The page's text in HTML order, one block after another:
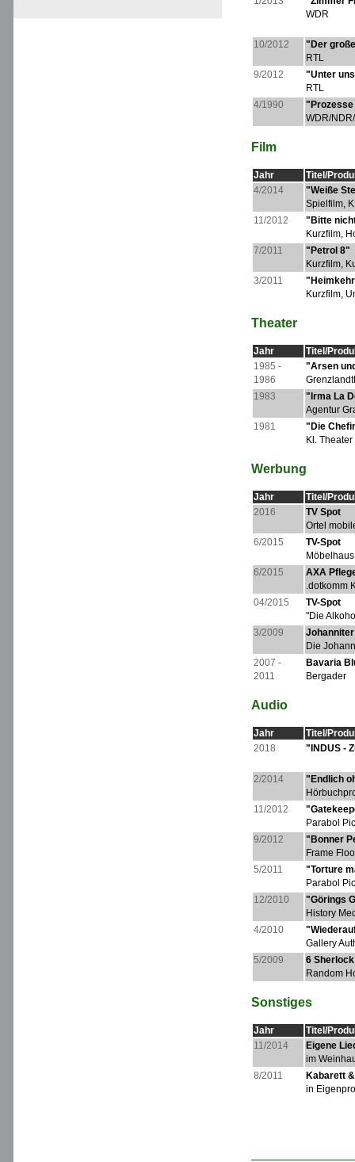
WDR
10/2012
"Der
RTL
9/2012
"Unter
RTL
4/1990
"Prozesse
WDR/
Film
Jahr
Titel/
4/2014
"Weiße
Spielfilm,
11/2012
"Bitte
Kurzfilm,
7/2011
"Petrol 8"
Kurzfilm,
3/2011
Kurzfilm,
Theater
Jahr
Titel/
1985 -
1986
"Arsen
1983
"Irma La
Agentur
1981
"Die
Kl.
Werbung
Jahr
Titel/
2016
TV Spot
Ortel
6/2015
TV-Spot
6/2015
AXA
.dotkomm
04/2015
TV-Spot
"Die
3/2009
Die
2007 -
2011
Bavaria
Bergader
Audio
Jahr
Titel/
2018
"INDUS -
2/2014
"Endlich
11/2012
Parabol
9/2012
"Bonner
Frame
5/2011
"Torture
Parabol
12/2010
"Görings
History
4/2010
Gallery
5/2009
6
Random
Sonstiges
Jahr
Titel/
11/2014
Eigene
im
8/2011
Kabarett
in